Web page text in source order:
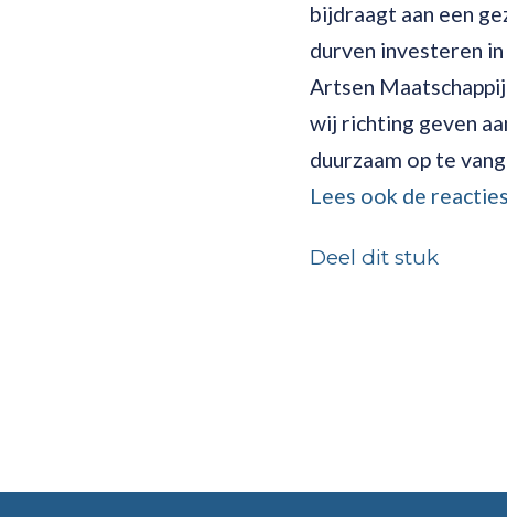
bijdraagt aan een
durven investeren in
Artsen
wij richting geven
duurzaam op te
Lees ook de
Deel dit stuk